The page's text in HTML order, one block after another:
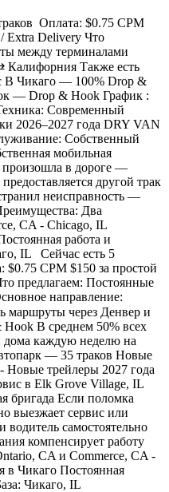
Оплата: $0.75 CPM
/ Extra Delivery Что
между терминалами
Калифорния Также есть
В Чикаго — 100% Drop &
— Drop & Hook График :
Современный
2026–2027 года DRY VAN
Собственный
мобильная
произошла в дороге —
другой трак
неисправность —
Два
CA - Chicago, IL
работа и
IL Сейчас есть 5
CPM $150 за простой
предлагаем: Постоянные
направление:
маршруты через Денвер и
В среднем 50% всех
каждую неделю на
— 35 траков Новые
Новые трейлеры 2027 года
в Elk Grove Village, IL
бригада Если поломка
выезжает сервис или
водитель самостоятельно
компенсирует работу
CA и Commerce, CA -
в Чикаго Постоянная
Чикаго, IL